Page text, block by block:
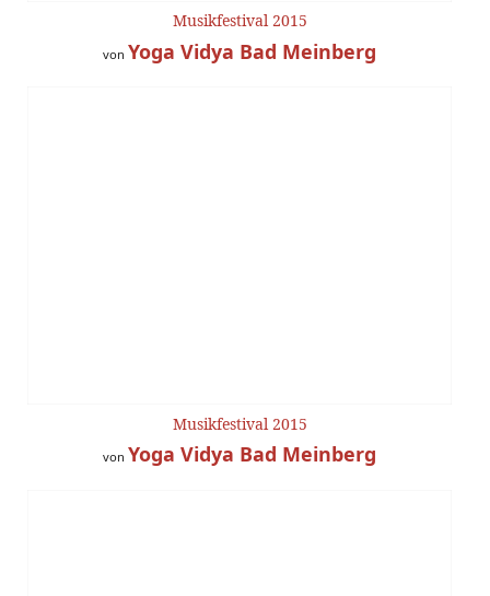
Musikfestival 2015
von Yoga Vidya Bad Meinberg
Musikfestival 2015
von Yoga Vidya Bad Meinberg